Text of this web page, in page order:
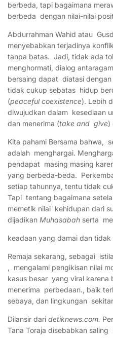
berbeda, tapi bagaimana
berbeda dengan nilai-nilai
Abdurrahman Wahid atau
menyebabkan terjadinya
tanpa batas. Jadi, tidak ada
menghormati, dialog
bersaing dapat diatasi
tidak cukup sebatas hidup
(peaceful coexistence). Lebih
diwujudkan dalam kesediaan
dan menerima (take and give)
Kita pahami Bersama bahwa,
adalah menghargai.
pendapat masing masing
yang berbeda-beda.
setiap tahunnya, tentu tidak
Tapi tentang bagaimana
memetik nilai kehidupan dari
dijadikan Muhasabah serta
keadaan yang damai dan
Remaja sekarang, sebagai
, mengalami pengikisan nilai
kasus besar yang viral
menerima perbedaan., baik
sebaya, dan lingkungan
Dilansir dari detiknews.com.
Tana Toraja disebabkan saling